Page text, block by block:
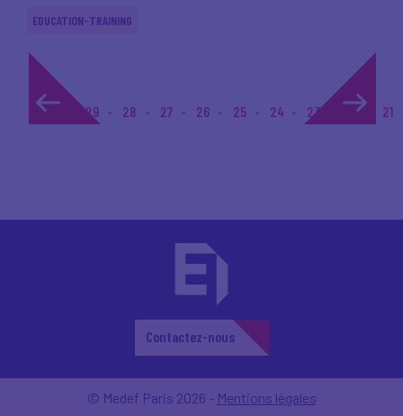
EDUCATION-TRAINING
1... 29 28 27 26 25 24 23 22 21
Contactez-nous
© Medef Paris 2026 - Mentions légales